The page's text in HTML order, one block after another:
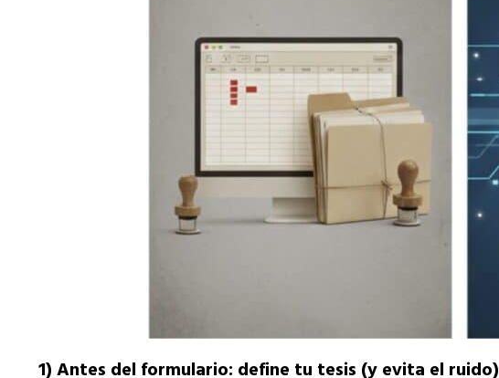
1) Antes del formulario: define tu tesis (y evita el ruido)